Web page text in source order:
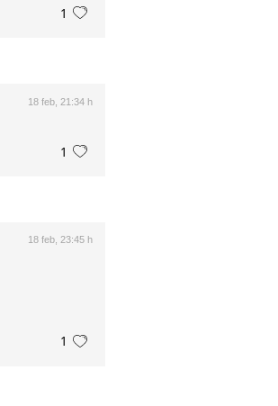
1
18 feb, 21:34 h
1
18 feb, 23:45 h
1